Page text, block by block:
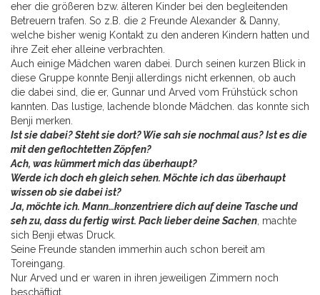
eher die größeren bzw. älteren Kinder bei den begleitenden
Betreuern trafen. So z.B. die 2 Freunde Alexander & Danny,
welche bisher wenig Kontakt zu den anderen Kindern hatten und
ihre Zeit eher alleine verbrachten.
Auch einige Mädchen waren dabei. Durch seinen kurzen Blick in
diese Gruppe konnte Benji allerdings nicht erkennen, ob auch
die dabei sind, die er, Gunnar und Arved vom Frühstück schon
kannten. Das lustige, lachende blonde Mädchen. das konnte sich
Benji merken.
Ist sie dabei? Steht sie dort? Wie sah sie nochmal aus? Ist es die
mit den geflochtetten Zöpfen?
Ach, was kümmert mich das überhaupt?
Werde ich doch eh gleich sehen. Möchte ich das überhaupt
wissen ob sie dabei ist?
Ja, möchte ich. Mann…konzentriere dich auf deine Tasche und
seh zu, dass du fertig wirst. Pack lieber deine Sachen, machte
sich Benji etwas Druck.
Seine Freunde standen immerhin auch schon bereit am
Toreingang.
Nur Arved und er waren in ihren jeweiligen Zimmern noch
beschäftigt.